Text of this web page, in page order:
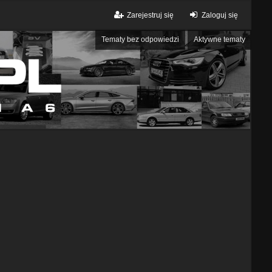
Zaloguj się
Zarejestruj się
Tematy bez odpowiedzi Aktywne tematy